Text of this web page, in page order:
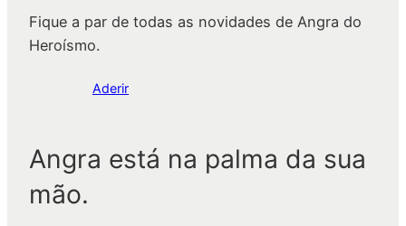
Fique a par de todas as novidades de Angra do
Heroísmo.
Aderir
Angra está na palma da sua
mão.